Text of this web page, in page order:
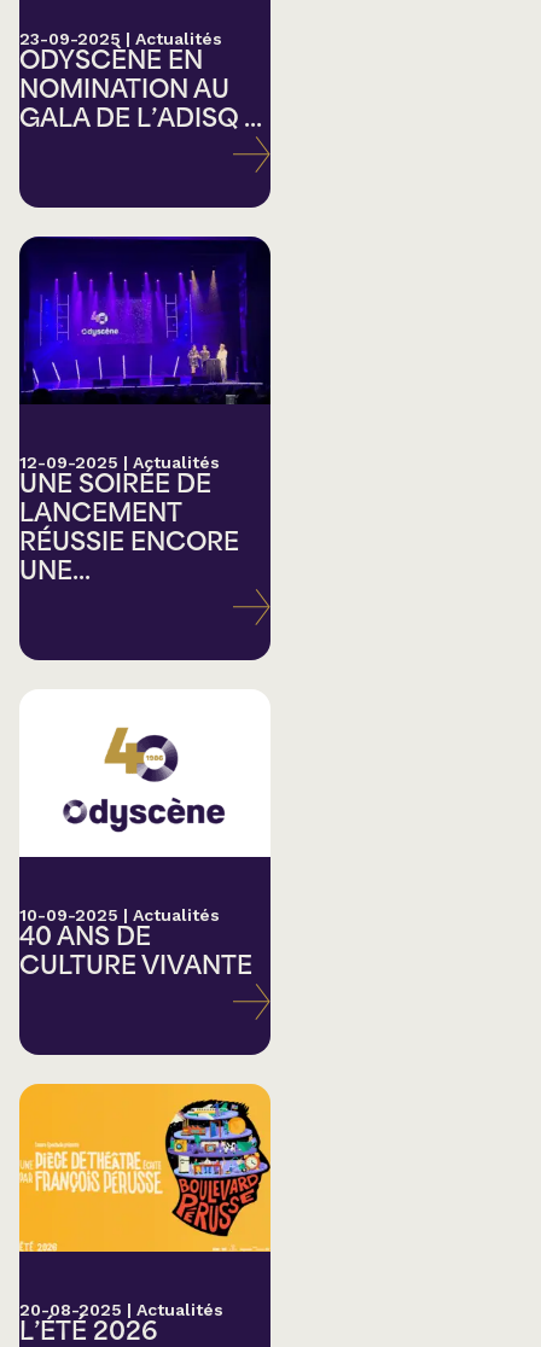
23-09-2025 | Actualités
ODYSCÈNE EN
NOMINATION AU
GALA DE L’ADISQ ...
12-09-2025 | Actualités
UNE SOIRÉE DE
LANCEMENT
RÉUSSIE ENCORE
UNE...
10-09-2025 | Actualités
40 ANS DE
CULTURE VIVANTE
20-08-2025 | Actualités
L’ÉTÉ 2026